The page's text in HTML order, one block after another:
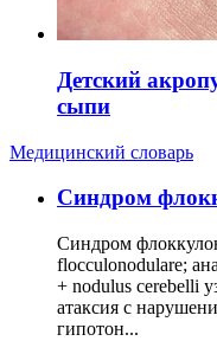
Детский
сыпи
Медицинский словарь
Cиндром
Синдром
flocculonodulare;
+ nodulus cerebelli
атаксия с
гипотон...